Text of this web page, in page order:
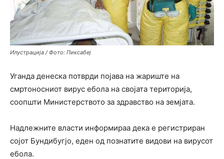
Илустрација / Фото: Пиксабеј
Уганда денеска потврди појава на жариште на
смртоносниот вирус ебола на својата територија,
соопшти Министерството за здравство на земјата.
Надлежните власти информираа дека е регистриран
сојот Бундибугјо, еден од познатите видови на вирусот
ебола.